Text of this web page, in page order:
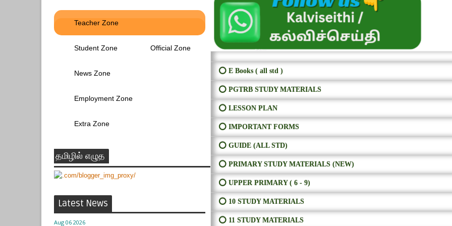
Teacher Zone
Student Zone Official Zone
News Zone
Employment Zone
Extra Zone
தமிழில் எழுத
Latest News
Aug 06 2026
⭕ E Books ( all std )
⭕ PGTRB STUDY MATERIALS
⭕ LESSON PLAN
⭕ IMPORTANT FORMS
⭕ GUIDE (ALL STD)
⭕ PRIMARY STUDY MATERIALS (NEW)
⭕ UPPER PRIMARY ( 6 - 9)
⭕ 10 STUDY MATERIALS
⭕ 11 STUDY MATERIALS